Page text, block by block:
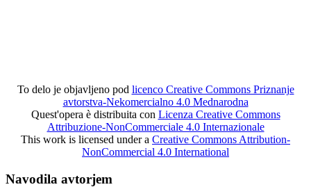
To delo je objavljeno pod licenco Creative Commons Priznanje
avtorstva-Nekomercialno 4.0 Mednarodna
Quest'opera è distribuita con Licenza Creative Commons
Attribuzione-NonCommerciale 4.0 Internazionale
This work is licensed under a Creative Commons Attribution-
NonCommercial 4.0 International
Navodila avtorjem